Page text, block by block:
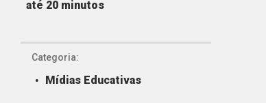
até 20 minutos
Categoria:
Mídias Educativas